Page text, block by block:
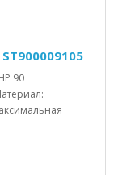
90